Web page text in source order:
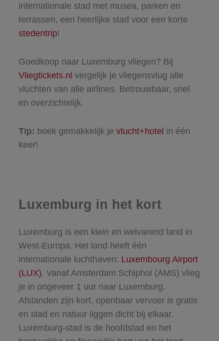
internationale stad met musea, parken en
terrassen, een heerlijke stad voor een korte
stedentrip!
Goedkoop naar Luxemburg vliegen? Bij
Vliegtickets.nl vergelijk je vliegensvlug alle
vluchten van alle airlines. Betrouwbaar, snel
en overzichtelijk.
Tip: boek gemakkelijk je vlucht+hotel in één
keer!
Luxemburg in het kort
Luxemburg is een klein en welvarend land in
West-Europa. Het land heeft één
internationale luchthaven: Luxembourg Airport
(LUX). Vanaf Amsterdam Schiphol (AMS) vlieg
je in ongeveer 1 uur naar Luxemburg.
Afstanden zijn kort, openbaar vervoer is gratis
en stad en natuur liggen dicht bij elkaar.
Luxemburg-stad is de hoofdstad en het